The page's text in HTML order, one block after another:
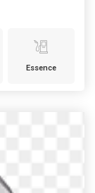
Essence